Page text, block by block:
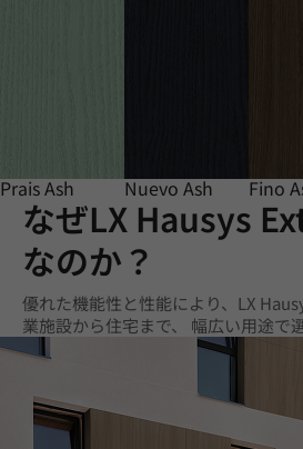
Prais Ash Nuevo Ash Fino
なぜLX Hausys
なのか？
優れた機能性と性能により、LX
業施設から住宅まで、 幅広い用途で